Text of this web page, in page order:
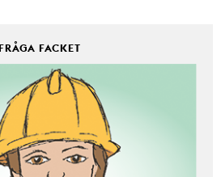
FACKET